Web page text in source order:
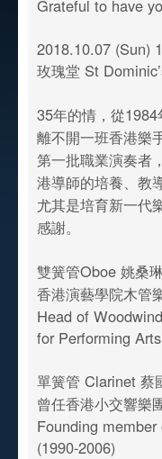
Grateful to have
2018.10.07 (Sun)
玫瑰堂 St
35年的情，從
離不開一班香港樂
第一批職業演奏者
港導師的培養、教
尤其是培育新一代
感謝。
雙簧管Oboe 姚桑
香港演藝學院木管
Head of
for Performing
單簧管 Clarinet 蔡
曾任香港小交響樂
Founding
(1990-2006)